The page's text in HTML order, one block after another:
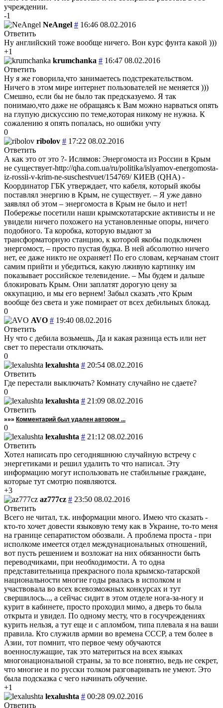
учреждении.
-1
NeAngel # 16:46 08.02.2016
Ответить
Ну английский тоже вообще ничего. Вон курс фунта какой )))
+1
krumchanka # 16:47 08.02.2016
Ответить
Ну я же говорила,что занимаетесь подстрекательством.
Ничего в этом мире интернет пользователей не меняется )))
Смешно, если бы не было так предсказуемо. Я так
понимаю,что даже не обращаясь к Вам можно нарваться опять
на глупую дискуссию по теме,которая никому не нужна. К
сожалению я опять попалась, но ошибки учту
0
ribolov # 17:22 08.02.2016
Ответить
А как это от это ?- Ислямов: Энергомоста из России в Крым
не существует-http://qha.com.ua/ru/politika/islyamov-energomosta-
iz-rossii-v-krim-ne-suschestvuet/154769/ КИЕВ (QHA) -
Координатор ГБК утверждает, что кабеля, который якобы
поставлял энергию в Крым, не существует. – Я уже давно
заявлял об этом – энергомоста в Крым не было и нет!
Побережье посетили наши крымскотатарские активисты и не
увидели ничего похожего на установленные опоры, ничего
подобного. Та коробка, которую выдают за
трансформаторную станцию, к которой якобы подключен
энергомост, – просто пустая будка. В ней абсолютно ничего
нет, ее даже никто не охраняет! По его словам, керчанам стоит
самим прийти и убедиться, какую лживую картинку им
показывает российское телевидение. – Мы будем и дальше
блокировать Крым. Они заплатят дорогую цену за
оккупацию, и мы его вернем! Забыл сказать ,что Крым
вообще без света и уже помирает от всех дебильных блокад.
0
AVO # 19:40 08.02.2016
Ответить
Ну что с дебила возьмешь, Да и какая разница есть или нет
свет то перестали отключать.
0
lexalushta # 20:54 08.02.2016
Ответить
Где перестали выключать? Комнату случайно не сдаете?
0
lexalushta # 21:09 08.02.2016
Ответить
»»» Комментарий был удален автором ...
0
lexalushta # 21:12 08.02.2016
Ответить
Хотел написать про сегодняшнюю случайную встречу с
энергетиками и решил удалить то что написал. Эту
информацию могут использовать не стабильные граждане,
которые тут смотрю появляются.
+3
az777cz # 23:50 08.02.2016
Ответить
Всего не читал, т.к. информации много. Имею что сказать -
кто-то хочет довести языковую тему как в Украине, то-то меня
на границе сепаратистом обозвали. А проблема проста - при
исполкоме имеется отдел междунациональных отношений,
вот пусть решением и возложат на них обязанности быть
переводчиками, при необходимости. А то одна
представительница прекрасного пола крымско-татарской
национальности многие годы рвалась в исполком и
участвовала во всех всевозможных конкурсах и тут
свершилось..., а сейчас сидит в этом отделе нога-за-ногу и
курит в кабинете, просто проходил мимо, а дверь то была
открыта и увидел. По одному месту, что в госучреждениях
курить нельзя, а тут еще и с апломбом, типа плевала я на ваши
правила. Кто служилв армии во времена СССР, а тем более в
Азии, тот помнит, что первое чему обучаются
военнослужащие, так это материться на всех языках
многонациональной страны, за то все понятно, ведь не секрет,
что многие и по русски толком разговаривать не умеют. Это
была подсказка с чего начинать обучение.
+1
lexalushta # 00:28 09.02.2016
Ответить